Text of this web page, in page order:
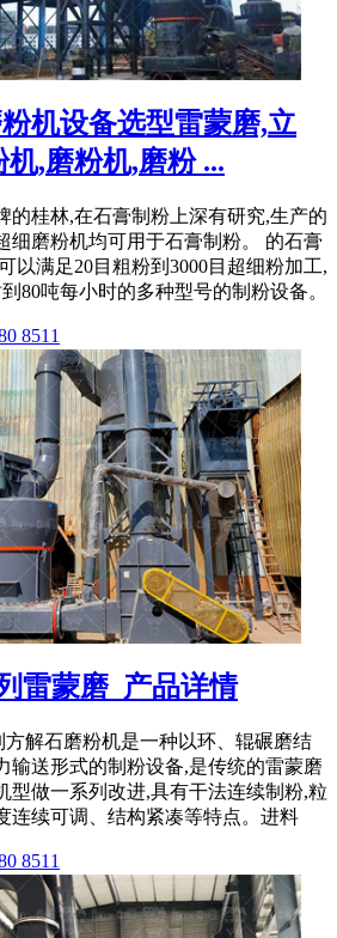
机设备选型雷蒙磨,立
机,磨粉机,磨粉 ...
的桂林,在石膏制粉上深有研究,生产的
细磨粉机均可用于石膏制粉。 的石膏
以满足20目粗粉到3000目超细粉加工,
80吨每小时的多种型号的制粉设备。
8511
雷蒙磨_产品详情
方解石磨粉机是一种以环、辊碾磨结
输送形式的制粉设备,是传统的雷蒙磨
型做一系列改进,具有干法连续制粉,粒
连续可调、结构紧凑等特点。进料
8511